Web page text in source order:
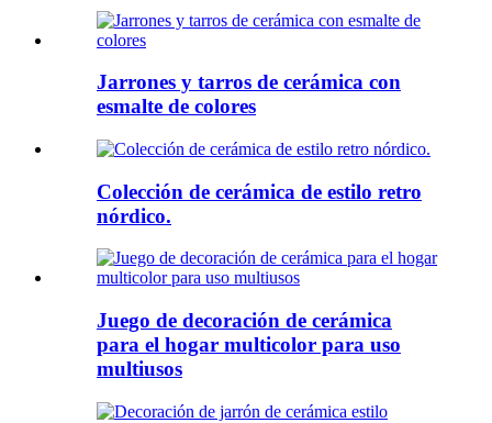
Jarrones y tarros de cerámica con
esmalte de colores
Colección de cerámica de estilo retro
nórdico.
Juego de decoración de cerámica
para el hogar multicolor para uso
multiusos